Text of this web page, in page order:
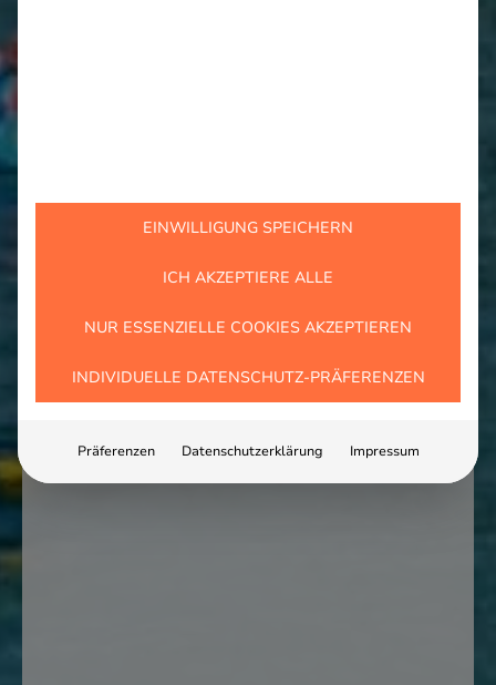
EINWILLIGUNG SPEICHERN
ICH AKZEPTIERE ALLE
NUR ESSENZIELLE COOKIES AKZEPTIEREN
INDIVIDUELLE DATENSCHUTZ-PRÄFERENZEN
Präferenzen Datenschutzerklärung Impressum